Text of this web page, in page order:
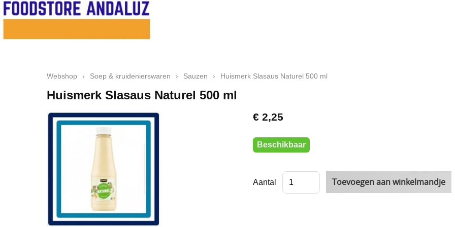
Webshop › Soep & kruidenierswaren › Sauzen › Huismerk Slasaus Naturel 500 ml
Huismerk Slasaus Naturel 500 ml
€ 2,25
Beschikbaar
Aantal